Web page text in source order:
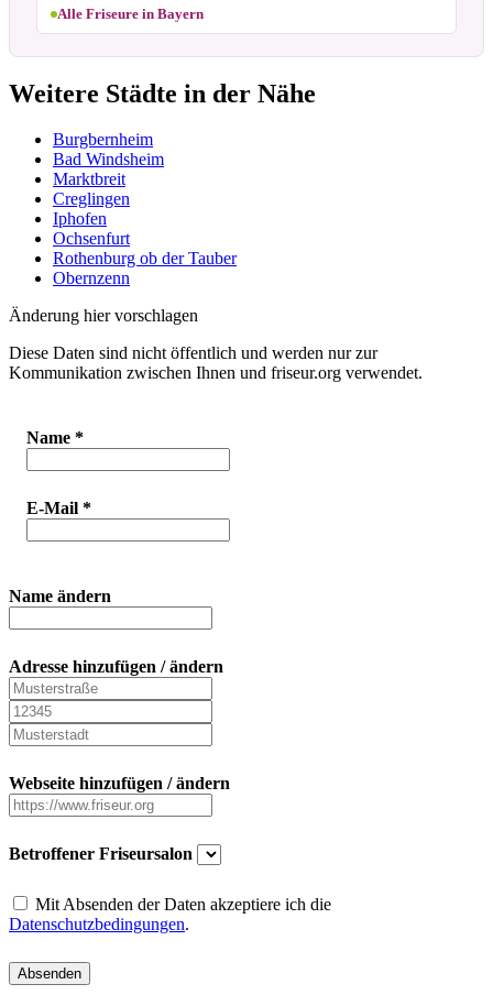
Alle Friseure in Bayern
Weitere Städte in der Nähe
Burgbernheim
Bad Windsheim
Marktbreit
Creglingen
Iphofen
Ochsenfurt
Rothenburg ob der Tauber
Obernzenn
Änderung hier vorschlagen
Diese Daten sind nicht öffentlich und werden nur zur
Kommunikation zwischen Ihnen und friseur.org verwendet.
Name *
E-Mail *
Name ändern
Adresse hinzufügen / ändern
Webseite hinzufügen / ändern
Betroffener Friseursalon
Mit Absenden der Daten akzeptiere ich die
Datenschutzbedingungen.
Absenden